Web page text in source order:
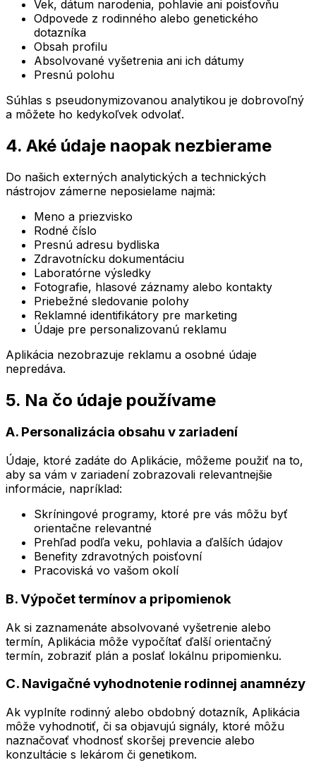
Vek, dátum narodenia, pohlavie ani poisťovňu
Odpovede z rodinného alebo genetického
dotazníka
Obsah profilu
Absolvované vyšetrenia ani ich dátumy
Presnú polohu
Súhlas s pseudonymizovanou analytikou je dobrovoľný
a môžete ho kedykoľvek odvolať.
4. Aké údaje naopak nezbierame
Do našich externých analytických a technických
nástrojov zámerne neposielame najmä:
Meno a priezvisko
Rodné číslo
Presnú adresu bydliska
Zdravotnícku dokumentáciu
Laboratórne výsledky
Fotografie, hlasové záznamy alebo kontakty
Priebežné sledovanie polohy
Reklamné identifikátory pre marketing
Údaje pre personalizovanú reklamu
Aplikácia nezobrazuje reklamu a osobné údaje
nepredáva.
5. Na čo údaje používame
A. Personalizácia obsahu v zariadení
Údaje, ktoré zadáte do Aplikácie, môžeme použiť na to,
aby sa vám v zariadení zobrazovali relevantnejšie
informácie, napríklad:
Skríningové programy, ktoré pre vás môžu byť
orientačne relevantné
Prehľad podľa veku, pohlavia a ďalších údajov
Benefity zdravotných poisťovní
Pracoviská vo vašom okolí
B. Výpočet termínov a pripomienok
Ak si zaznamenáte absolvované vyšetrenie alebo
termín, Aplikácia môže vypočítať ďalší orientačný
termín, zobraziť plán a poslať lokálnu pripomienku.
C. Navigačné vyhodnotenie rodinnej anamnézy
Ak vyplníte rodinný alebo obdobný dotazník, Aplikácia
môže vyhodnotiť, či sa objavujú signály, ktoré môžu
naznačovať vhodnosť skoršej prevencie alebo
konzultácie s lekárom či genetikom.